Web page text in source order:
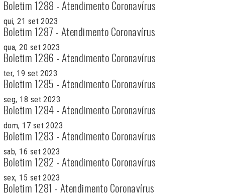
Boletim 1288 - Atendimento Coronavírus
qui, 21 set 2023
Boletim 1287 - Atendimento Coronavírus
qua, 20 set 2023
Boletim 1286 - Atendimento Coronavírus
ter, 19 set 2023
Boletim 1285 - Atendimento Coronavírus
seg, 18 set 2023
Boletim 1284 - Atendimento Coronavírus
dom, 17 set 2023
Boletim 1283 - Atendimento Coronavírus
sab, 16 set 2023
Boletim 1282 - Atendimento Coronavírus
sex, 15 set 2023
Boletim 1281 - Atendimento Coronavírus